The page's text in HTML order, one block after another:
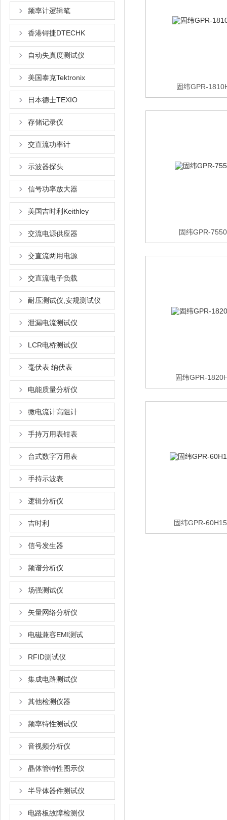
频率计逻辑笔
香港锝捷DTECHK
自动失真度测试仪
美国泰克Tektronix
日本德士TEXIO
存储记录仪
交直流功率计
示波器探头
信号功率放大器
美国吉时利Keithley
交流电源供应器
交直流两用电源
交直流电子负载
耐压测试仪,安规测试仪
泄漏电流测试仪
LCR电桥测试仪
毫伏表 纳伏表
电能质量分析仪
微电流计高阻计
手持万用表钳表
台式数字万用表
手持示波表
逻辑分析仪
吉时利
信号发生器
频谱分析仪
场强测试仪
矢量网络分析仪
电磁兼容EMI测试
RFID测试仪
集成电路测试仪
其他检测仪器
频率特性测试仪
音视频分析仪
晶体管特性图示仪
半导体器件测试仪
电路板故障检测仪
固纬GPR-
固纬GPR-
固纬GPR-
固纬GPR-